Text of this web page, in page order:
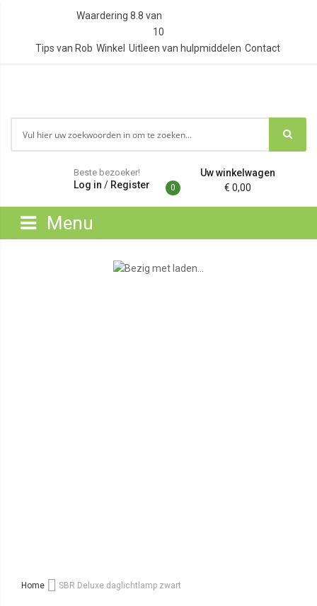
Waardering 8.8 van
10
Tips van Rob Winkel Uitleen van hulpmiddelen Contact
Beste bezoeker!
Log in / Register
Uw winkelwagen
0 € 0,00
Menu
Home SBR Deluxe daglichtlamp zwart